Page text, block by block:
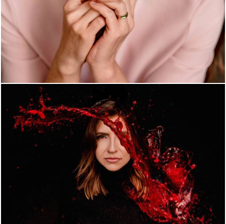
913
956 0